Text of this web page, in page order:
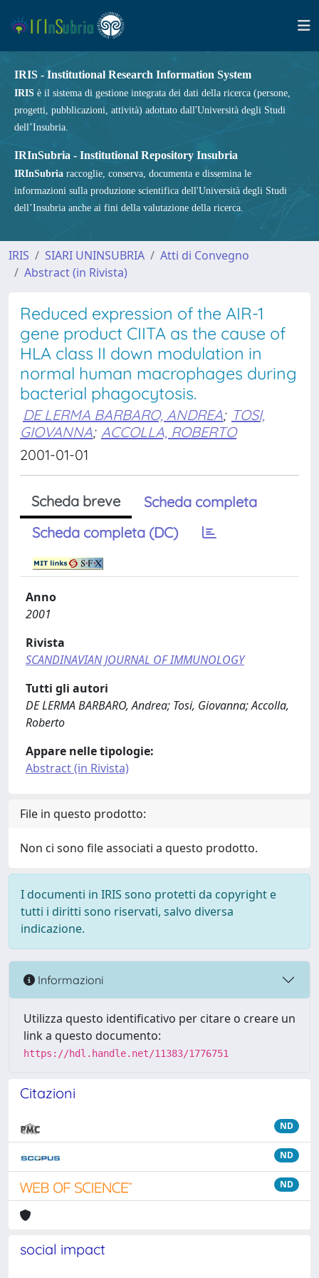
IRIS - Institutional Research Information System
IRIS è il sistema di gestione integrata dei dati della ricerca (persone,
progetti, pubblicazioni, attività) adottato dall'Università degli Studi
dell’Insubria.
IRInSubria - Institutional Repository Insubria
IRInSubria raccoglie, conserva, documenta e dissemina le
informazioni sulla produzione scientifica dell'Università degli Studi
dell’Insubria anche ai fini della valutazione della ricerca.
IRIS SIARI UNINSUBRIA
Atti di Convegno
Abstract (in Rivista)
Reduced expression of the AIR-1
gene product CIITA as the cause of
HLA class II down modulation in
normal human macrophages during
bacterial phagocytosis.
DE LERMA BARBARO, ANDREA; TOSI,
GIOVANNA; ACCOLLA, ROBERTO
2001-01-01
Scheda breve
Scheda completa
Scheda completa (DC)
Anno
2001
Rivista
SCANDINAVIAN JOURNAL OF IMMUNOLOGY
Tutti gli autori
DE LERMA BARBARO, Andrea; Tosi, Giovanna; Accolla,
Roberto
Appare nelle tipologie:
Abstract (in Rivista)
File in questo prodotto:
Non ci sono file associati a questo prodotto.
I documenti in IRIS sono protetti da copyright e
tutti i diritti sono riservati, salvo diversa
indicazione.
Informazioni
Utilizza questo identificativo per citare o creare un
link a questo documento:
https://hdl.handle.net/11383/1776751
Citazioni
ND
ND
ND
social impact